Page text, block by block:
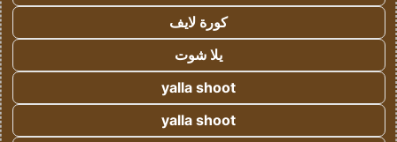
كورة لايف
يلا شوت
yalla shoot
yalla shoot